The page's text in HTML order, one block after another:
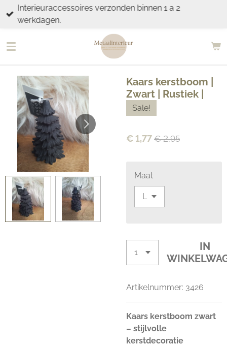
Ga
direct
de
Interieuraccessoires verzonden binnen 1 a 2
werkdagen.
Kaars kerstboom |
Zwart | Rustiek |
Sale!
€ 1,77 € 2,95
Maat
IN
Artikelnummer: 3426
Kaars kerstboom zwart
– stijlvolle
kerstdecoratie